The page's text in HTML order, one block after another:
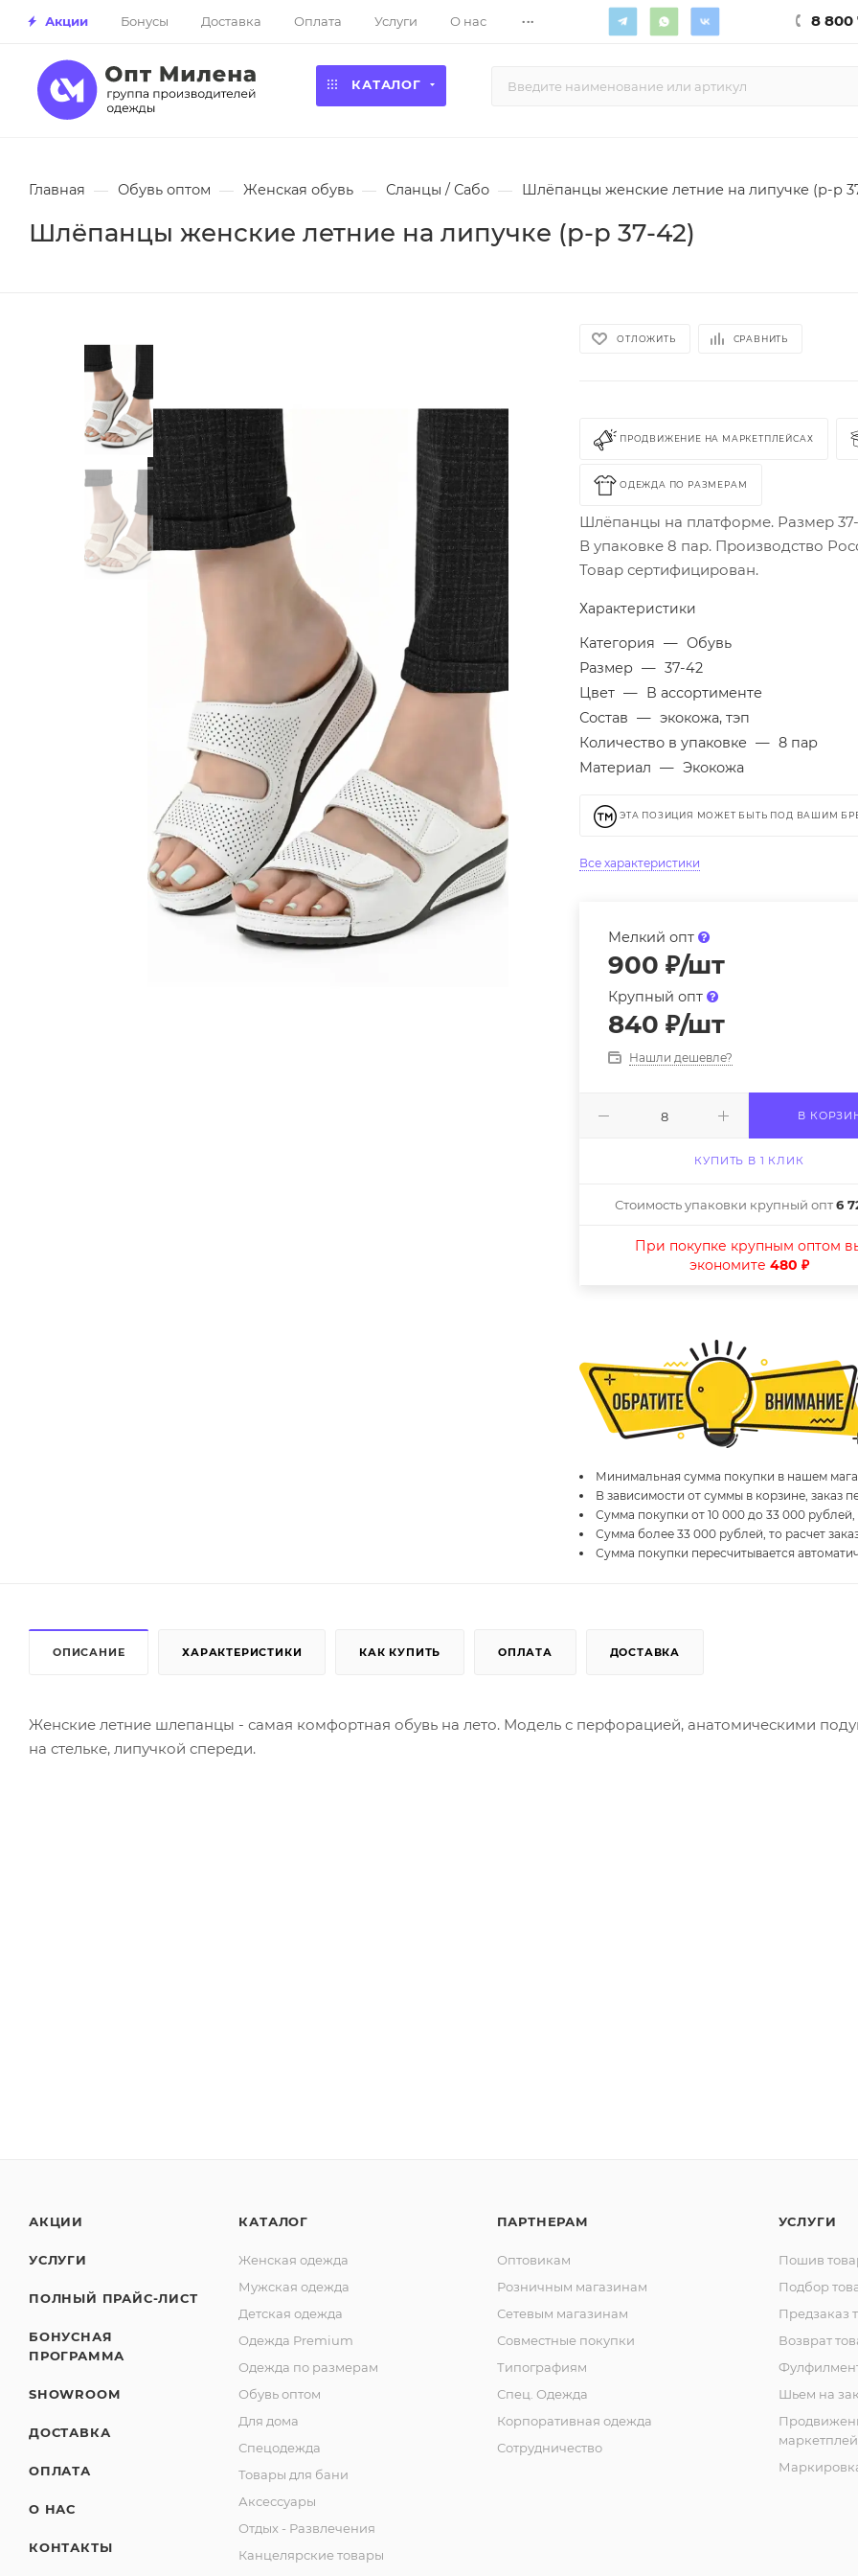
Акции Бонусы Доставка Оплата Услуги О нас ... 8 800
КАТАЛОГ
Главная — Обувь оптом — Женская обувь — Сланцы / Сабо — Шлёпанцы женские летние на липучке (р-р
Шлёпанцы женские летние на липучке (р-р 37-42)
ОТЛОЖИТЬ СРАВНИТЬ
ПРОДВИЖЕНИЕ НА МАРКЕТПЛЕЙСАХ
ОДЕЖДА ПО РАЗМЕРАМ
Шлёпанцы на платформе. Размер
В упаковке 8 пар. Производство
Товар сертифицирован.
Характеристики
Категория — Обувь
Размер — 37-42
Цвет — В ассортименте
Состав — экокожа, тэп
Количество в упаковке — 8 пар
Материал — Экокожа
ЭТА ПОЗИЦИЯ МОЖЕТ БЫТЬ ПОД ВАШИМ
Все характеристики
Мелкий опт
900 ₽/шт
Крупный опт
840 ₽/шт
Нашли дешевле?
В
КУПИТЬ В 1 КЛИК
Стоимость упаковки крупный опт6
При покупке крупным оптом
экономите 480 ₽
Минимальная сумма покупки в нашем
В зависимости от суммы в корзине, заказ
Сумма покупки от 10 000 до 33 000 рублей,
Сумма более 33 000 рублей, то расчет
Сумма покупки пересчитывается
ОПИСАНИЕ ХАРАКТЕРИСТИКИ КАК КУПИТЬ ОПЛАТА ДОСТАВКА
Женские летние шлепанцы - самая комфортная обувь на лето. Модель с перфорацией, анатомическими
на стельке, липучкой спереди.
АКЦИИ
УСЛУГИ
ПОЛНЫЙ ПРАЙС-ЛИСТ
БОНУСНАЯ
ПРОГРАММА
SHOWROOM
ДОСТАВКА
ОПЛАТА
О НАС
КОНТАКТЫ
КАТАЛОГ
Женская одежда
Мужская одежда
Детская одежда
Одежда Premium
Одежда по размерам
Обувь оптом
Для дома
Спецодежда
Товары для бани
Аксессуары
Отдых - Развлечения
Канцелярские товары
ПАРТНЕРАМ
Оптовикам
Розничным магазинам
Сетевым магазинам
Совместные покупки
Типографиям
Спец. Одежда
Корпоративная одежда
Сотрудничество
УСЛУГИ
Пошив
Подбор
Предзаказ
Возврат
Шьем на